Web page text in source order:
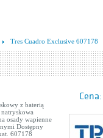
Tres Cuadro Exclusive 607178
Cena:
z baterią
osady wapienne
Dostępny
607178